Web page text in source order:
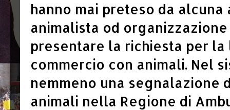
hanno mai preteso da alcuna
animalista od
presentare la richiesta per
commercio con animali. Nel
nemmeno una segnalazione
animali nella Regione di